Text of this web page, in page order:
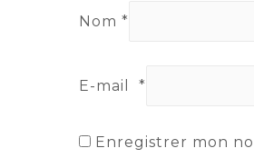
Nom *
E-mail *
Enregistrer mon